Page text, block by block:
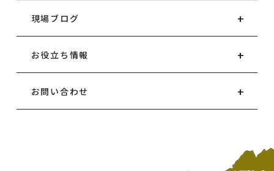
現場ブログ
お役立ち情報
お問い合わせ